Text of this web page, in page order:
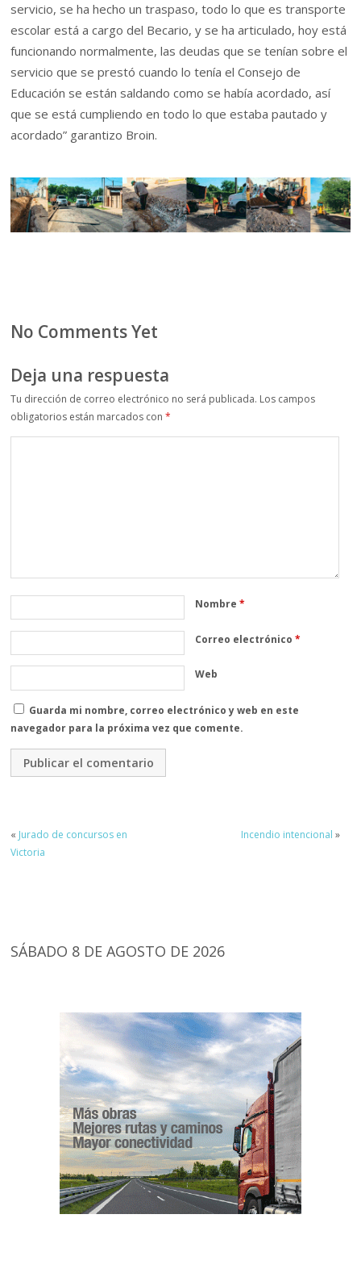
servicio, se ha hecho un traspaso, todo lo que es transporte
escolar está a cargo del Becario, y se ha articulado, hoy está
funcionando normalmente, las deudas que se tenían sobre el
servicio que se prestó cuando lo tenía el Consejo de
Educación se están saldando como se había acordado, así
que se está cumpliendo en todo lo que estaba pautado y
acordado” garantizo Broin.
No Comments Yet
Deja una respuesta
Tu dirección de correo electrónico no será publicada. Los campos
obligatorios están marcados con*
Nombre*
Correo electrónico*
Web
Guarda mi nombre, correo electrónico y web en este
navegador para la próxima vez que comente.
« Jurado de concursos en
Victoria
Incendio intencional »
SÁBADO 8 DE AGOSTO DE 2026